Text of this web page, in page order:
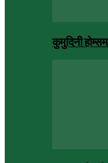
कुमुदिनी